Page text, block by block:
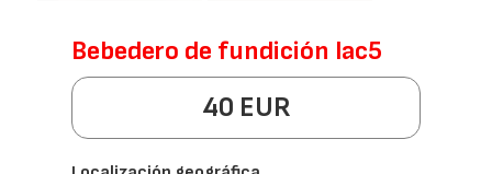
Bebedero de fundición lac5
40 EUR